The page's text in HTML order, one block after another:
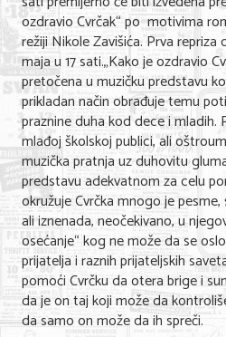
Sport i rekreacija
Hobi i razonoda
ADRESAR
Posao
Usluge
Nega lica i tela
Shopping
Sve za venčanje
Sve za decu
ozdravio Cvrčak“ po motivima
režiji Nikole Zavišića. Prva repriza
maja u 17 sati.„Kako je ozdravio
pretočena u muzičku predstavu
prikladan način obrađuje temu
praznine duha kod dece i mladih.
mlađoj školskoj publici, ali
muzička pratnja uz duhovitu
predstavu adekvatnom za celu
okružuje Cvrčka mnogo je
ali iznenada, neočekivano, u
osećanje“ kog ne može da se
prijatelja i raznih prijateljskih
pomoći Cvrčku da otera brige i
da je on taj koji može da
da samo on može da ih spreči.